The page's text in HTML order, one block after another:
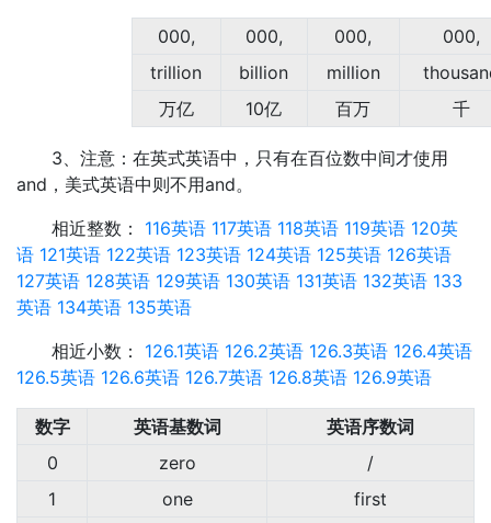
000, 000, 000,
000,
trillion
billion million
万亿
10亿 百万 千
3、注意：在英式英语中，只有在百位数中间才使用
and，美式英语中则不用and。
相近整数： 116英语 117英语 118英语 119英语 120英
语 121英语 122英语 123英语 124英语 125英语 126英语
127英语 128英语 129英语 130英语 131英语 132英语 133
英语 134英语 135英语
相近小数： 126.1英语 126.2英语 126.3英语 126.4英语
126.5英语 126.6英语 126.7英语 126.8英语 126.9英语
数字 英语基数词
英语序数词
0
zero
/
1
one
first